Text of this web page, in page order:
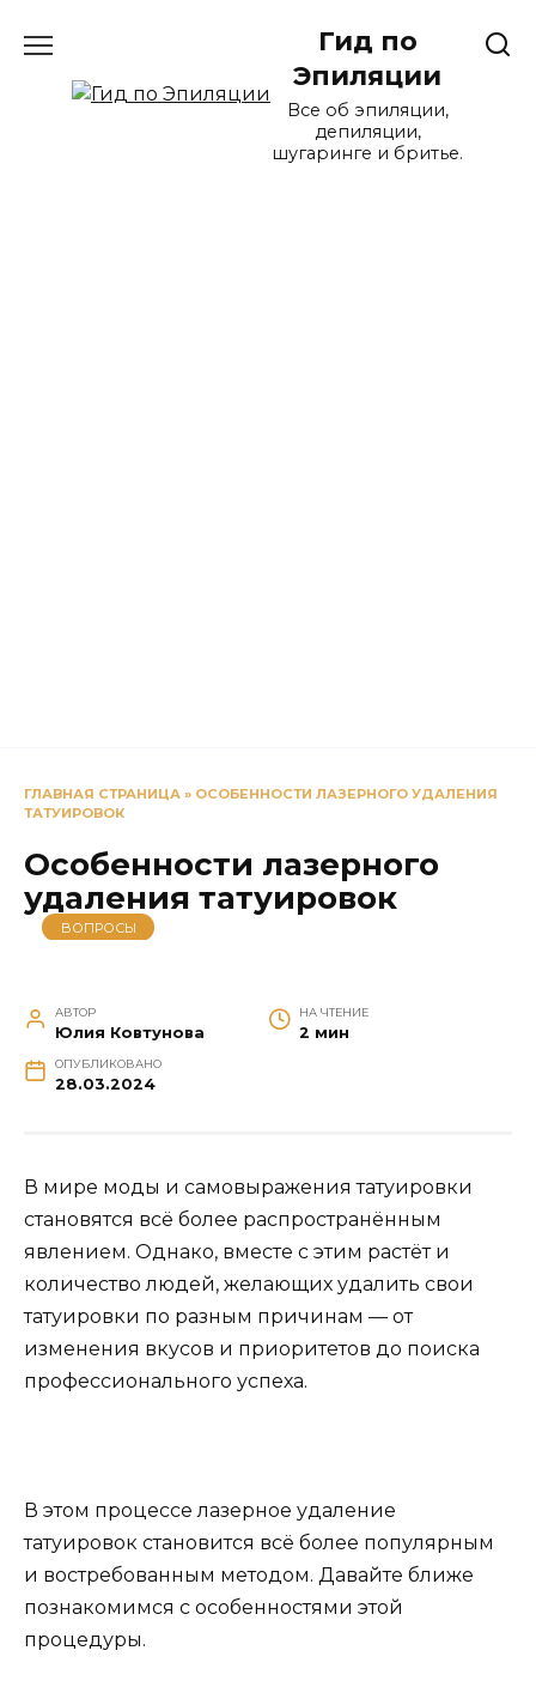
Гид по
Эпиляции
Все об эпиляции,
депиляции,
шугаринге и бритье.
ГЛАВНАЯ СТРАНИЦА » ОСОБЕННОСТИ ЛАЗЕРНОГО УДАЛЕНИЯ
ТАТУИРОВОК
Особенности лазерного
удаления татуировок
ВОПРОСЫ
АВТОР
Юлия Ковтунова
НА ЧТЕНИЕ
2 мин
ОПУБЛИКОВАНО
28.03.2024
В мире моды и самовыражения татуировки
становятся всё более распространённым
явлением. Однако, вместе с этим растёт и
количество людей, желающих удалить свои
татуировки по разным причинам — от
изменения вкусов и приоритетов до поиска
профессионального успеха.
В этом процессе лазерное удаление
татуировок становится всё более популярным
и востребованным методом. Давайте ближе
познакомимся с особенностями этой
процедуры.